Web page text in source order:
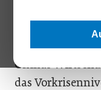
Obwohl sich
Corona-Virus
Chinas
das